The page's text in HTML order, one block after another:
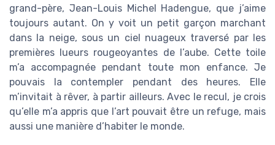
grand-père, Jean-Louis Michel Hadengue, que j’aime
toujours autant. On y voit un petit garçon marchant
dans la neige, sous un ciel nuageux traversé par les
premières lueurs rougeoyantes de l’aube. Cette toile
m’a accompagnée pendant toute mon enfance. Je
pouvais la contempler pendant des heures. Elle
m’invitait à rêver, à partir ailleurs. Avec le recul, je crois
qu’elle m’a appris que l’art pouvait être un refuge, mais
aussi une manière d’habiter le monde.